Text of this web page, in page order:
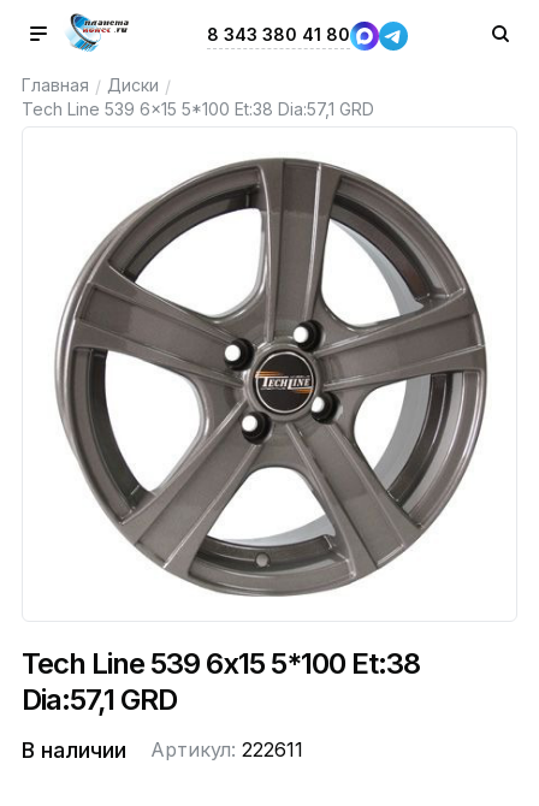
8 343 380 41 80
Главная / Диски /
Tech Line 539 6x15 5*100 Et:38 Dia:57,1 GRD
Tech Line 539 6x15 5*100 Et:38
Dia:57,1 GRD
В наличии Артикул: 222611